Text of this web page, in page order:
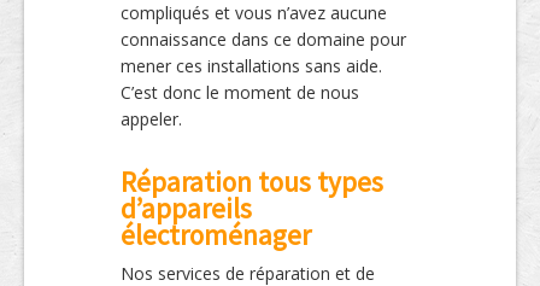
compliqués et vous n’avez aucune
connaissance dans ce domaine pour
mener ces installations sans aide.
C’est donc le moment de nous
appeler.
Réparation tous types
d’appareils
électroménager
Nos services de réparation et de